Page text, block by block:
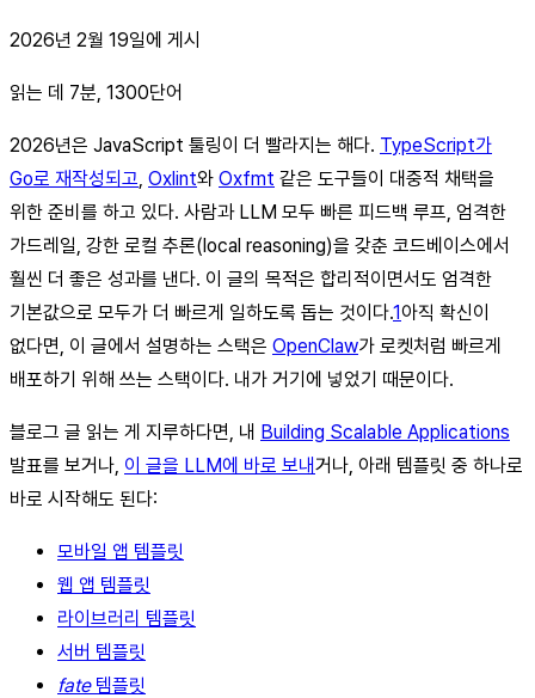
2026년 2월 19일에 게시
읽는 데 7분, 1300단어
2026년은 JavaScript 툴링이 더 빨라지는 해다. TypeScript가
Go로 재작성되고 Oxlint와 Oxfmt 같은 도구들이 대중적 채택을
위한 준비를 하고 있다. 사람과 LLM 모두 빠른 피드백 루프, 엄격한
가드레일, 강한 로컬 추론(local reasoning)을 갖춘 코드베이스에서
훨씬 더 좋은 성과를 낸다. 이 글의 목적은 합리적이면서도 엄격한
기본값으로 모두가 더 빠르게 일하도록 돕는 것이다.1아직 확신이
없다면, 이 글에서 설명하는 스택은 OpenClaw가 로켓처럼 빠르게
배포하기 위해 쓰는 스택이다. 내가 거기에 넣었기 때문이다.
블로그 글 읽는 게 지루하다면, 내 Building Scalable Applications
발표를 보거나, 이 글을 LLM에 바로 보내거나, 아래 템플릿 중 하나로
바로 시작해도 된다:
모바일 앱 템플릿
웹 앱 템플릿
라이브러리 템플릿
서버 템플릿
fate템플릿